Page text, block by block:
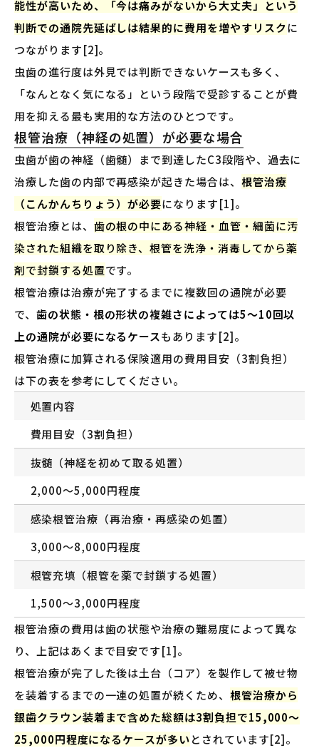
能性が高いため、「今は痛みがないから大丈夫」という
判断での通院先延ばしは結果的に費用を増やすリスクに
つながります[2]。
虫歯の進行度は外見では判断できないケースも多く、
「なんとなく気になる」という段階で受診することが費
用を抑える最も実用的な方法のひとつです。
根管治療（神経の処置）が必要な場合
虫歯が歯の神経（歯髄）まで到達したC3段階や、過去に
治療した歯の内部で再感染が起きた場合は、 根管治療
（こんかんちりょう）が必要になります[1]。
根管治療とは、 歯の根の中にある神経・血管・細菌に汚
染された組織を取り除き、根管を洗浄・消毒してから薬
剤で封鎖する処置です。
根管治療は治療が完了するまでに複数回の通院が必要
で、 歯の状態・根の形状の複雑さによっては5〜10回以
上の通院が必要になるケースもあります[2]。
根管治療に加算される保険適用の費用目安（3割負担）
は下の表を参考にしてください。
処置内容
費用目安（3割負担）
抜髄（神経を初めて取る処置）
2,000〜5,000円程度
感染根管治療（再治療・再感染の処置）
3,000〜8,000円程度
根管充填（根管を薬で封鎖する処置）
1,500〜3,000円程度
根管治療の費用は歯の状態や治療の難易度によって異な
り、上記はあくまで目安です[1]。
根管治療が完了した後は土台（コア）を製作して被せ物
を装着するまでの一連の処置が続くため、 根管治療から
銀歯クラウン装着まで含めた総額は3割負担で15,000〜
25,000円程度になるケースが多いとされています[2]。